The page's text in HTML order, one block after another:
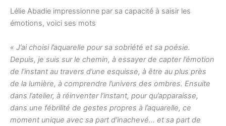
Lélie Abadie impressionne par sa capacité à saisir les
émotions, voici ses mots
« J’ai choisi l’aquarelle pour sa sobriété et sa poésie.
Depuis, je suis sur le chemin, à essayer de capter l’émotion
de l’instant au travers d’une esquisse, à être au plus près
de la lumière, à comprendre l’univers des ombres. Ensuite
dans l’atelier, à réinventer l’instant, pour qu’apparaisse,
dans une fébrilité de gestes propres à l’aquarelle, ce
moment unique avec sa part d’inachevé… et sa part de